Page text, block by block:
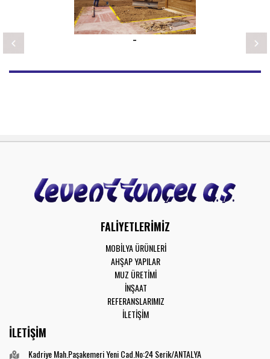
-
FALİYETLERİMİZ
MOBİLYA ÜRÜNLERİ
AHŞAP YAPILAR
MUZ ÜRETİMİ
İNŞAAT
REFERANSLARIMIZ
İLETİŞİM
İLETİŞİM
Kadriye Mah.Paşakemeri Yeni Cad.No:24 Serik/ANTALYA